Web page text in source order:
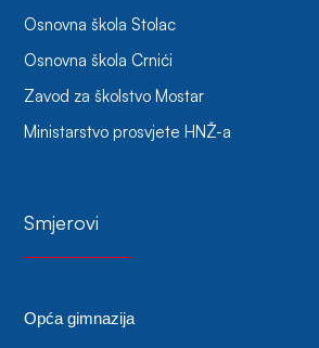
Osnovna škola Stolac
Osnovna škola Crnići
Zavod za školstvo Mostar
Ministarstvo prosvjete HNŽ-a
Smjerovi
Opća gimnazija